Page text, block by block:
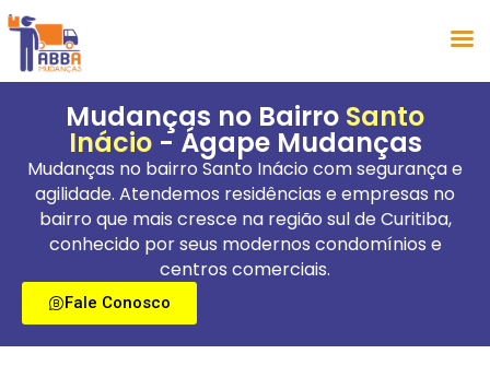
Mudanças no Bairro Santo
Inácio - Ágape Mudanças
Mudanças no bairro Santo Inácio com segurança e
agilidade. Atendemos residências e empresas no
bairro que mais cresce na região sul de Curitiba,
conhecido por seus modernos condomínios e
centros comerciais.
Fale Conosco